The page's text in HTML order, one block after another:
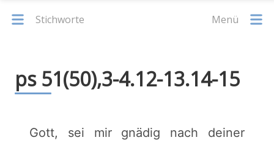
Stichworte Menü
ps 51(50),3-4.12-13.14-15
Gott, sei mir gnädig nach deiner